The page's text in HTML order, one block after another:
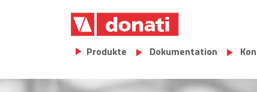
Main navigation
Produkte Dokumentation